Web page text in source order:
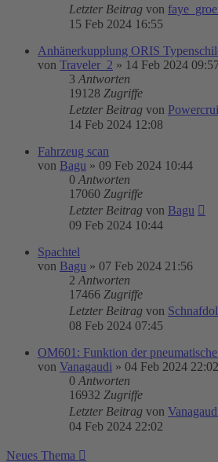
Letzter Beitrag von
15 Feb 2024 16:55
Anhänerkupplung ORIS
von Traveler_2 » 14 Feb 2024
3 Antworten
19128 Zugriffe
Letzter Beitrag von
14 Feb 2024 12:08
Fahrzeug scan
von Bagu » 09 Feb 2024 10:44
0 Antworten
17060 Zugriffe
Letzter Beitrag von Bagu
09 Feb 2024 10:44
Spachtel
von Bagu » 07 Feb 2024 21:56
2 Antworten
17466 Zugriffe
Letzter Beitrag von
08 Feb 2024 07:45
OM601: Funktion der
von Vanagaudi » 04 Feb 2024 22:02
0 Antworten
16932 Zugriffe
Letzter Beitrag von
04 Feb 2024 22:02
Neues Thema